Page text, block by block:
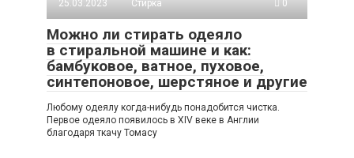
25.03.2023
Стирка 0
Можно ли стирать одеяло
в стиральной машине и как:
бамбуковое, ватное, пуховое,
синтепоновое, шерстяное и другие
Любому одеялу когда-нибудь понадобится чистка.
Первое одеяло появилось в XIV веке в Англии
благодаря ткачу Томасу